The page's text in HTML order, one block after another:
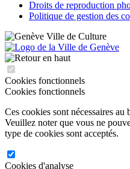
Droits de reproduction
Politique de gestion des
Cookies fonctionnels
Cookies fonctionnels
Ces cookies sont nécessaires
Veuillez noter que vous ne
type de cookies sont acceptés.
Cookies d'analyse